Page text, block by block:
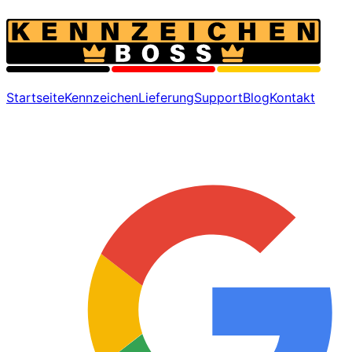
StartseiteKennzeichenLieferungSupportBlogKontakt